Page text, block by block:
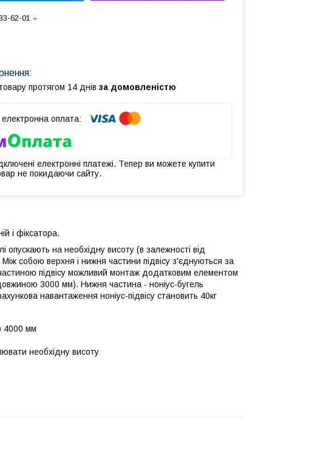
62-01
протягом 14 днів за домовленістю
електронні платежі. Тепер ви можете купити
не покидаючи сайту.
і фіксатора.
опускають на необхідну висоту (в залежності від
собою верхня і нижня частини підвісу з'єднуються за
підвісу можливий монтаж додатковим елементом
3000 мм). Нижня частина - ноніус-бугель
навантаження ноніус-підвісу становить 40кг
4000 мм
необхідну висоту